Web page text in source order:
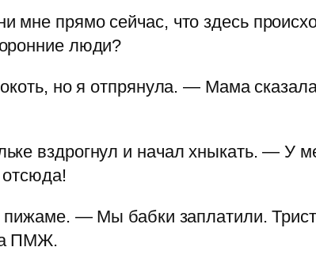
прямо сейчас, что здесь
люди?
но я отпрянула. — Мама
вздрогнул и начал хныкать. — У
— Мы бабки заплатили.
ПМЖ.